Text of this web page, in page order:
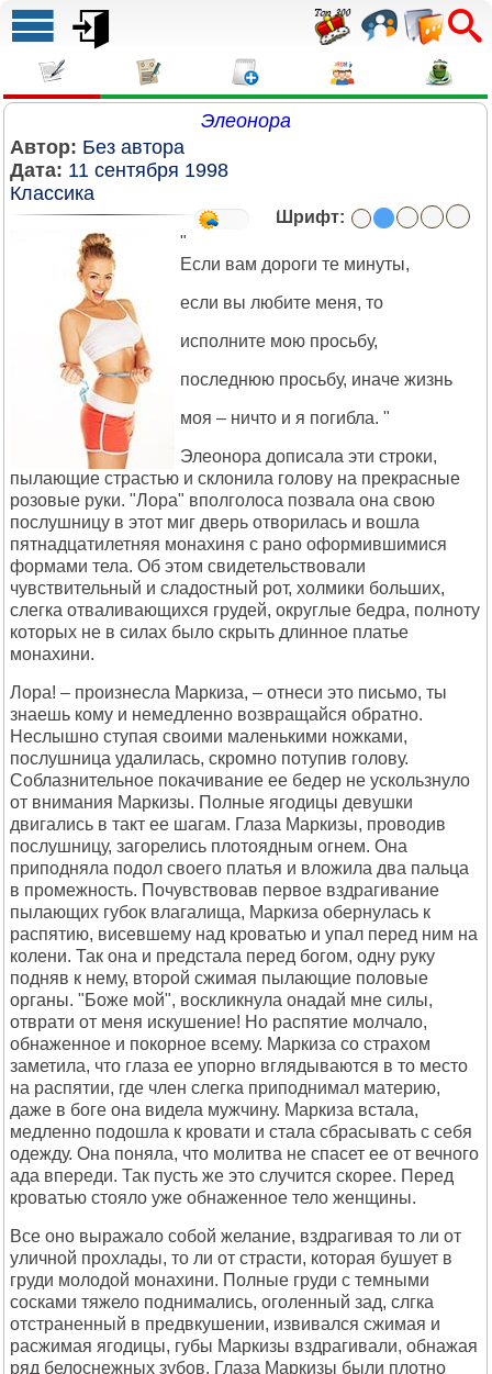
Элеонора
Автор: Без автора
Дата: 11 сентября 1998
Классика
Шрифт:
"
Если вам дороги те минуты,
если вы любите меня, то
исполните мою просьбу,
последнюю просьбу, иначе жизнь
моя – ничто и я погибла. "
Элеонора дописала эти строки,
пылающие страстью и склонила голову на прекрасные
розовые руки. "Лора" вполголоса позвала она свою
послушницу в этот миг дверь отворилась и вошла
пятнадцатилетняя монахиня с рано оформившимися
формами тела. Об этом свидетельствовали
чувствительный и сладостный рот, холмики больших,
слегка отваливающихся грудей, округлые бедра, полноту
которых не в силах было скрыть длинное платье
монахини.
Лора! – произнесла Маркиза, – отнеси это письмо, ты
знаешь кому и немедленно возвращайся обратно.
Неслышно ступая своими маленькими ножками,
послушница удалилась, скромно потупив голову.
Соблазнительное покачивание ее бедер не ускользнуло
от внимания Маркизы. Полные ягодицы девушки
двигались в такт ее шагам. Глаза Маркизы, проводив
послушницу, загорелись плотоядным огнем. Она
приподняла подол своего платья и вложила два пальца
в промежность. Почувствовав первое вздрагивание
пылающих губок влагалища, Маркиза обернулась к
распятию, висевшему над кроватью и упал перед ним на
колени. Так она и предстала перед богом, одну руку
подняв к нему, второй сжимая пылающие половые
органы. "Боже мой", воскликнула онадай мне силы,
отврати от меня искушение! Но распятие молчало,
обнаженное и покорное всему. Маркиза со страхом
заметила, что глаза ее упорно вглядываются в то место
на распятии, где член слегка приподнимал материю,
даже в боге она видела мужчину. Маркиза встала,
медленно подошла к кровати и стала сбрасывать с себя
одежду. Она поняла, что молитва не спасет ее от вечного
ада впереди. Так пусть же это случится скорее. Перед
кроватью стояло уже обнаженное тело женщины.
Все оно выражало собой желание, вздрагивая то ли от
уличной прохлады, то ли от страсти, которая бушует в
груди молодой монахини. Полные груди с темными
сосками тяжело поднимались, оголенный зад, слгка
отстраненный в предвкушении, извивался сжимая и
расжимая ягодицы, губы Маркизы вздрагивали, обнажая
ряд белоснежных зубов. Глаза Маркизы были плотно